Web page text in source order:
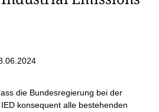
die Bundesregierung bei der
konsequent alle bestehenden